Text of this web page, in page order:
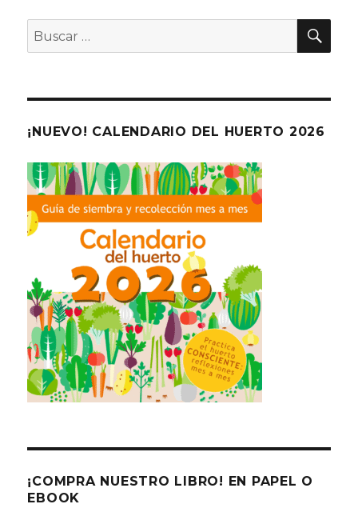
Buscar
por:
¡NUEVO! CALENDARIO DEL HUERTO 2026
¡COMPRA NUESTRO LIBRO! EN PAPEL O
EBOOK